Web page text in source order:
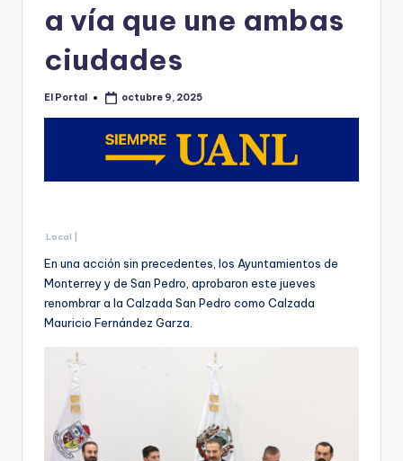
a vía que une ambas
ciudades
Publicado
El Portal octubre 9, 2025
Local |
En una acción sin precedentes, los Ayuntamientos de
Monterrey y de San Pedro, aprobaron este jueves
renombrar a la Calzada San Pedro como Calzada
Mauricio Fernández Garza.